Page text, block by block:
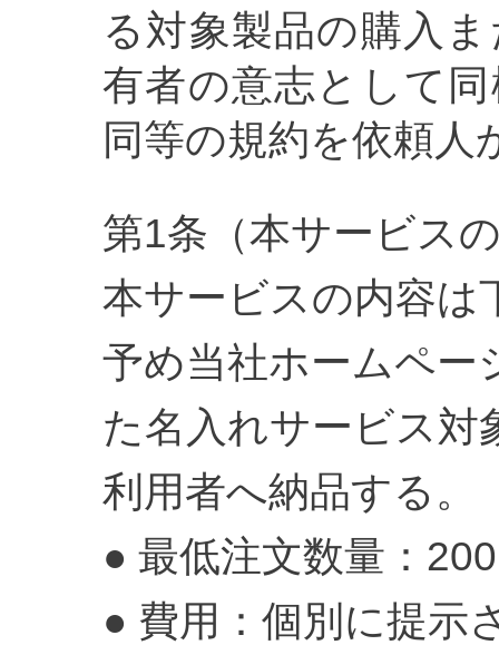
る対象製品の購入
有者の意志として
同等の規約を依頼
第1条（本サービス
本サービスの内容は
予め当社ホームペー
た名入れサービス対
利用者へ納品する。
● 最低注文数量：
● 費用：個別に提示